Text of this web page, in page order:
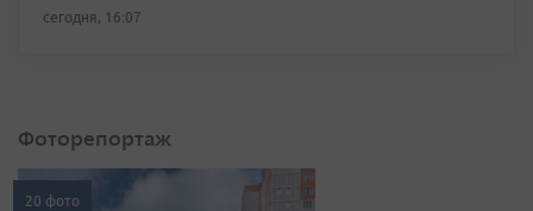
сегодня, 16:07
Фоторепортаж
20 фото